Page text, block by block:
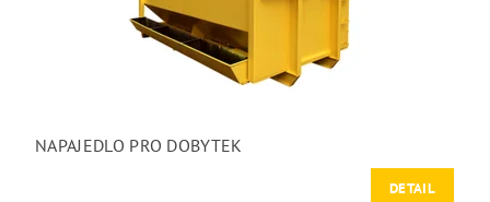
NAPAJEDLO PRO DOBYTEK
DETAIL